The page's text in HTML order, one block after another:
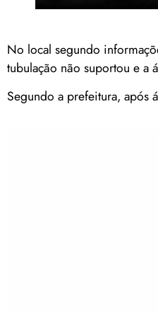
No local segundo
tubulação não suportou e a
Segundo a prefeitura, após